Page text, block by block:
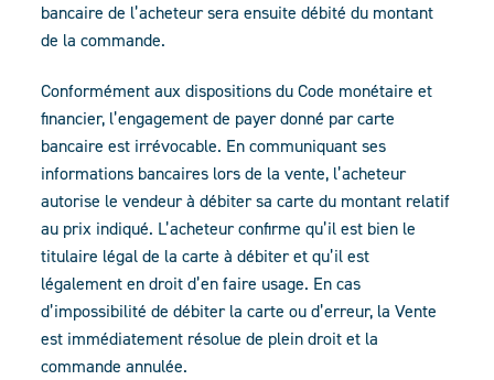
bancaire de l’acheteur sera ensuite débité du montant
de la commande.
Conformément aux dispositions du Code monétaire et
financier, l’engagement de payer donné par carte
bancaire est irrévocable. En communiquant ses
informations bancaires lors de la vente, l’acheteur
autorise le vendeur à débiter sa carte du montant relatif
au prix indiqué. L’acheteur confirme qu’il est bien le
titulaire légal de la carte à débiter et qu’il est
légalement en droit d’en faire usage. En cas
d’impossibilité de débiter la carte ou d’erreur, la Vente
est immédiatement résolue de plein droit et la
commande annulée.